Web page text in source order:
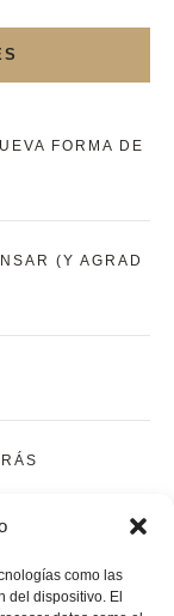
como las
del dispositivo. El
FORMA DE
(Y AGRAD